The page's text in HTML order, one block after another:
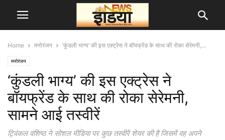
Home मनोरंजन ‘कुंडली भाग्य’ की इस एक्ट्रेस ने बॉयफ्रेंड के साथ की रोका सेरेमनी,...
मनोरंजन
‘कुंडली भाग्य’ की इस एक्ट्रेस ने
बॉयफ्रेंड के साथ की रोका सेरेमनी,
सामने आई तस्वीरें
ट्विंकल वशिष्ठ ने सोशल मीडिया पर कुछ तस्वीरें शेयर की है जिसमें वह अपने